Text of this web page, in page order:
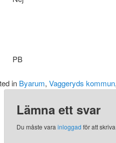
PB
in Byarum, Vaggeryds kommun
Lämna ett svar
Du måste varainloggad för att